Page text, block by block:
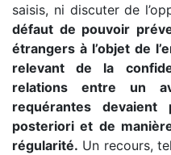
saisis, ni discuter de
défaut de pouvoir
étrangers à l’objet de
relevant de la
relations entre un
requérantes
posteriori et de
régularité. Un recours,